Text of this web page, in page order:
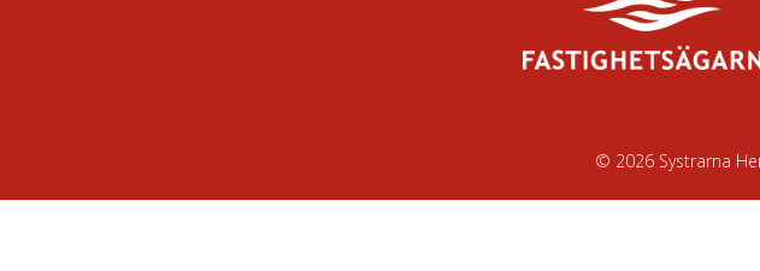
© 2026 Systrarna